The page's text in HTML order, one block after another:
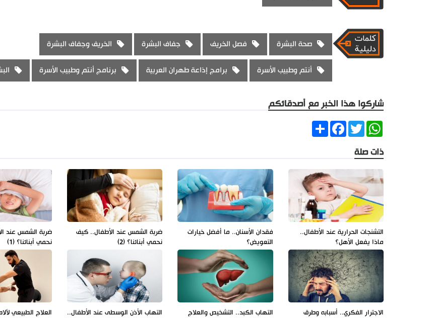
صحة البشرة فصل الخريف جفاف البشرة الخريف وجفاف البشرة
أنتم وطبيب الأسرة برامج إذاعة طهران العربية برنامج أنتم وطبيب الأسرة
شاركوا هذا الخبر مع أصدقائكم
ShareFacebookTwitter
WhatsApp
ذات صلة
التشنجات الحرارية عند الأطفال..
ماذا يفعل الأهل؟
فقدان الأسنان.. ما أفضل خيارات
التعويض؟
ضربة الشمس عند الأطفال.. كيف
نحمي أبنائنا؟ (2)
ضربة الشمس عند
نحمي أبنائنا؟ (1)
الاجترار الفكري.. أسبابه وطرق التهاب الكبد.. التشخيص والعلاج التهاب الأذن الوسطى عند الأطفال.. العلاج الطبيعي